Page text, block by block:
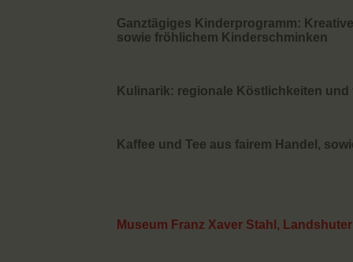
Ganztägiges Kinderprogramm:
sowie fröhlichem Kinderschminken
Kulinarik: regionale Köstlichkeiten
Kaffee und Tee aus fairem Handel,
Museum Franz Xaver Stahl,